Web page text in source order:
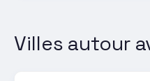
Villes autour